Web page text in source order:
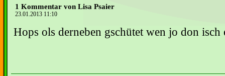
1 Kommentar von Lisa Psaier
23.01.2013 11:10
Hops ols derneben gschütet wen jo don isch